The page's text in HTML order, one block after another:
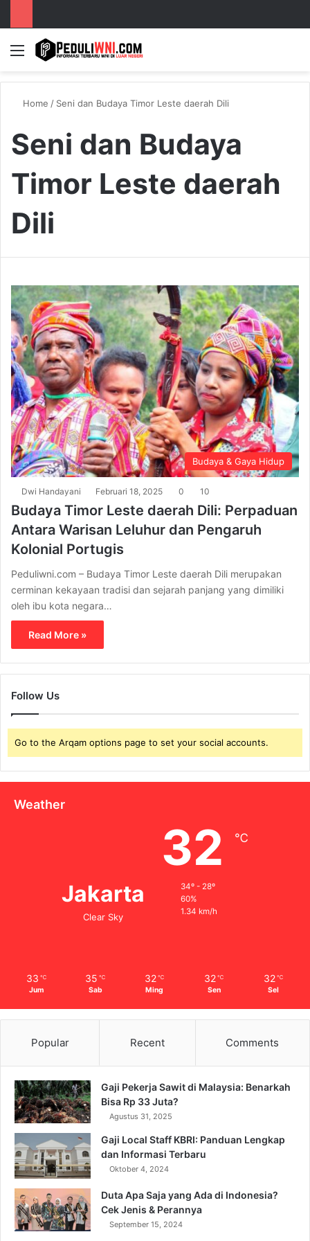
Menu
Home / Seni dan Budaya Timor Leste daerah Dili
Seni dan Budaya
Timor Leste daerah
Dili
Budaya & Gaya Hidup
Dwi Handayani Februari 18, 2025 0 10
Budaya Timor Leste daerah Dili: Perpaduan
Antara Warisan Leluhur dan Pengaruh
Kolonial Portugis
Peduliwni.com – Budaya Timor Leste daerah Dili merupakan
cerminan kekayaan tradisi dan sejarah panjang yang dimiliki
oleh ibu kota negara…
Read More »
Follow Us
Go to the Arqam options page to set your social accounts.
Weather
Jakarta
Clear Sky
32 ℃
34º - 28º
60%
1.34 km/h
33 ℃
Jum
35 ℃
Sab
32 ℃
Ming
32 ℃
Sen
32 ℃
Sel
Popular Recent Comments
Gaji Pekerja Sawit di Malaysia: Benarkah
Bisa Rp 33 Juta?
Agustus 31, 2025
Gaji Local Staff KBRI: Panduan Lengkap
dan Informasi Terbaru
Oktober 4, 2024
Duta Apa Saja yang Ada di Indonesia?
Cek Jenis & Perannya
September 15, 2024